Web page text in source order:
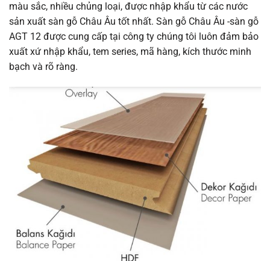
màu sắc, nhiều chủng loại, được nhập khẩu từ các nước
sản xuất sàn gỗ Châu Âu tốt nhất. Sàn gỗ Châu Âu -sàn gỗ
AGT 12 được cung cấp tại công ty chúng tôi luôn đảm bảo
xuất xứ nhập khẩu, tem series, mã hàng, kích thước minh
bạch và rõ ràng.